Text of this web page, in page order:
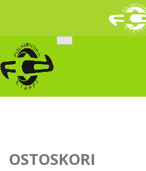
content
OSTOSKORI